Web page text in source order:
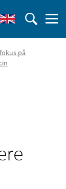
på